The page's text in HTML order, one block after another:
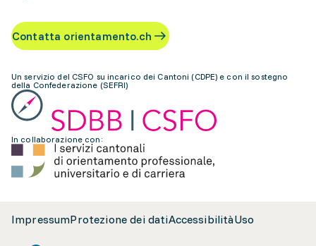
Contatta orientamento.ch
Un servizio del CSFO su incarico dei Cantoni (CDPE) e con il sostegno
della Confederazione (SEFRI)
In collaborazione con:
ImpressumProtezione dei datiAccessibilitàUso